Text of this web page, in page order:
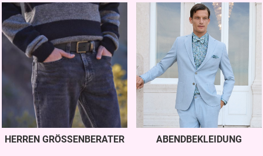
HERREN GRÖSSENBERATER ABENDBEKLEIDUNG